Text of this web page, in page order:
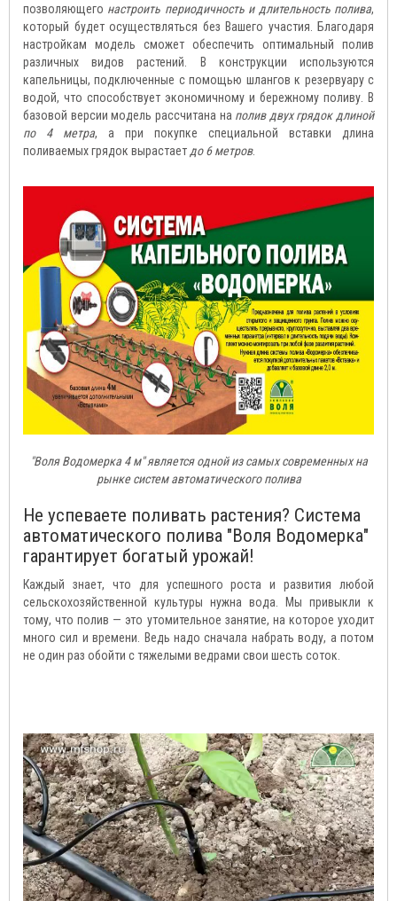
позволяющего настроить периодичность и длительность полива,
который будет осуществляться без Вашего участия. Благодаря
настройкам модель сможет обеспечить оптимальный полив
различных видов растений. В конструкции используются
капельницы, подключенные с помощью шлангов к резервуару с
водой, что способствует экономичному и бережному поливу. В
базовой версии модель рассчитана на полив двух грядок длиной
по 4 метра, а при покупке специальной вставки длина
поливаемых грядок вырастает до 6 метров.
"Воля Водомерка 4 м" является одной из самых современных на
рынке систем автоматического полива
Не успеваете поливать растения? Система
автоматического полива "Воля Водомерка"
гарантирует богатый урожай!
Каждый знает, что для успешного роста и развития любой
сельскохозяйственной культуры нужна вода. Мы привыкли к
тому, что полив — это утомительное занятие, на которое уходит
много сил и времени. Ведь надо сначала набрать воду, а потом
не один раз обойти с тяжелыми ведрами свои шесть соток.